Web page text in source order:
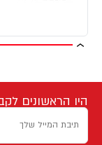
היו הראשונים